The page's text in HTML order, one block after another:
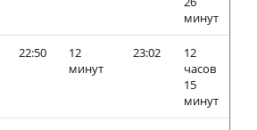
минут
22:50
12
минут
23:02
12
часов
15
минут